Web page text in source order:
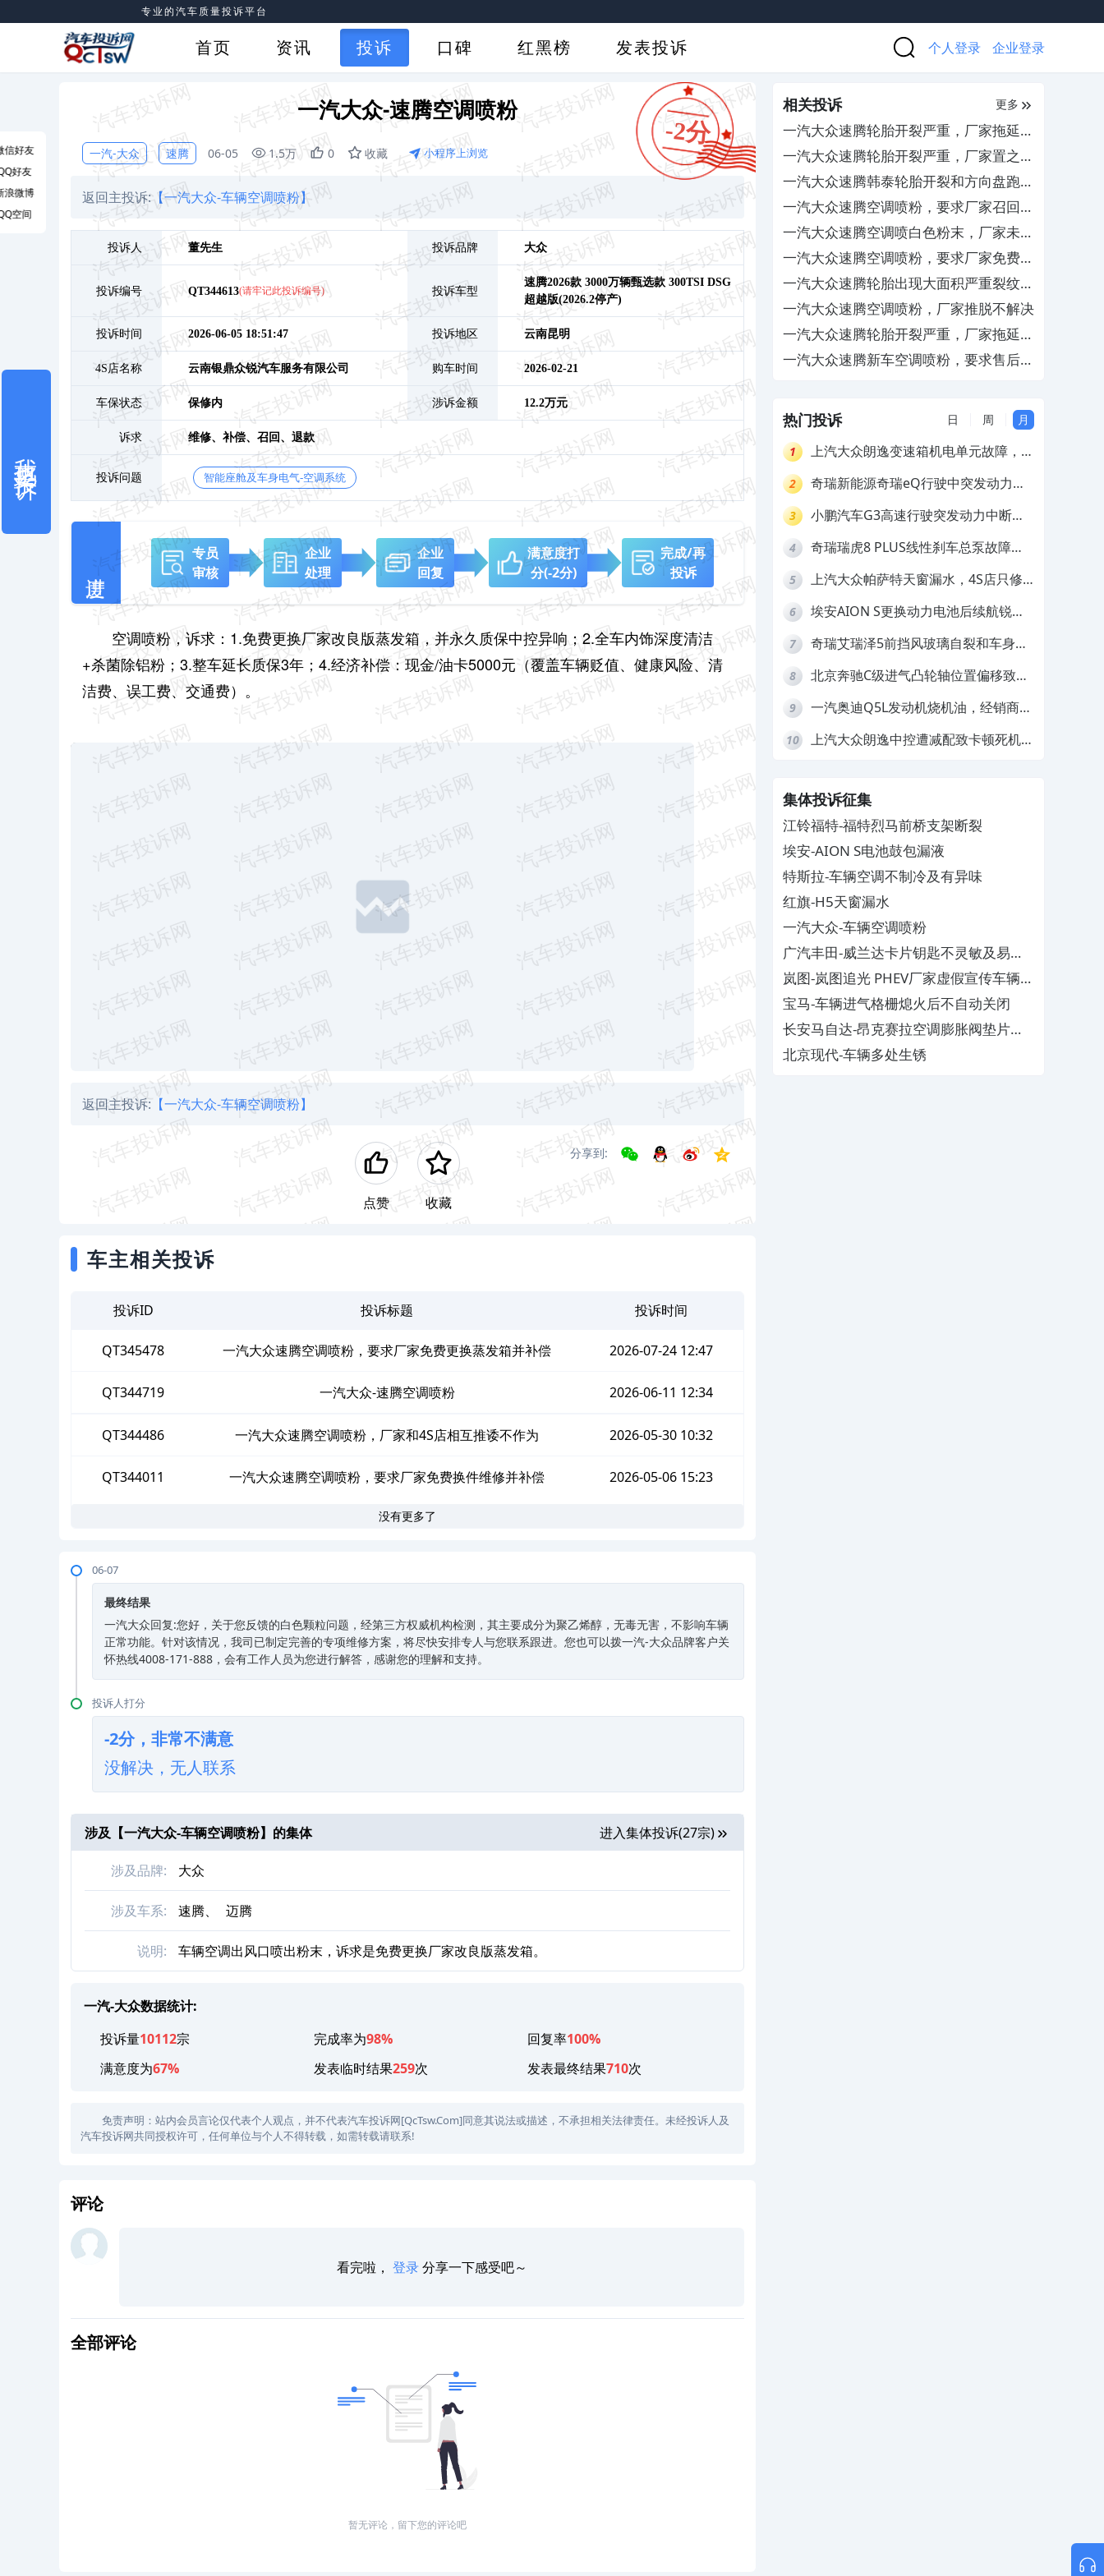
专业的汽车质量投诉平台
首页 资讯 投诉 口碑 红黑榜 发表投诉 个人登录 企业登录
-2分
一汽大众-速腾空调喷粉
一汽-大众 速腾 06-05 1.5万 0 收藏 小程序上浏览
返回主投诉: 【一汽大众-车辆空调喷粉】
投诉人 董先生 投诉品牌 大众
投诉编号 QT344613(请牢记此投诉编号) 投诉车型
速腾2026款 3000万辆甄选款 300TSI DSG
超越版(2026.2停产)
投诉时间 2026-06-05 18:51:47 投诉地区 云南昆明
4S店名称 云南银鼎众锐汽车服务有限公司 购车时间 2026-02-21
车保状态 保修内 涉诉金额 12.2万元
诉求 维修、 补偿、 召回、 退款
投诉问题 智能座舱及车身电气-空调系统
专员
审核
企业
处理
企业
回复
满意度打
分(-2分)
完成/再
投诉
空调喷粉，诉求：1.免费更换厂家改良版蒸发箱，并永久质保中控异响； 2.全车内饰深度清洁
+杀菌除铝粉； 3.整车延长质保3年； 4.经济补偿：现金/油卡5000元（覆盖车辆贬值、健康风险、清
洁费、误工费、交通费）。
返回主投诉: 【一汽大众-车辆空调喷粉】
点赞 收藏
分享到:
车主相关投诉
投诉ID 投诉标题 投诉时间
QT345478 一汽大众速腾空调喷粉，要求厂家免费更换蒸发箱并补偿 2026-07-24 12:47
QT344719 一汽大众-速腾空调喷粉 2026-06-11 12:34
QT344486 一汽大众速腾空调喷粉，厂家和4S店相互推诿不作为 2026-05-30 10:32
QT344011 一汽大众速腾空调喷粉，要求厂家免费换件维修并补偿 2026-05-06 15:23
没有更多了
06-07
最终结果
一汽大众回复:您好，关于您反馈的白色颗粒问题，经第三方权威机构检测，其主要成分为聚乙烯醇，无毒无害，不影响车辆
正常功能。针对该情况，我司已制定完善的专项维修方案，将尽快安排专人与您联系跟进。您也可以拨一汽-大众品牌客户关
怀热线4008-171-888，会有工作人员为您进行解答，感谢您的理解和支持。
投诉人打分
-2分，非常不满意
没解决，无人联系
涉及【一汽大众-车辆空调喷粉】的集体 进入集体投诉(27宗)
涉及品牌: 大众
涉及车系: 速腾、 迈腾
说明: 车辆空调出风口喷出粉末，诉求是免费更换厂家改良版蒸发箱。
一汽-大众数据统计:
投诉量10112宗 完成率为98% 回复率100%
满意度为67% 发表临时结果259次 发表最终结果710次
免责声明：站内会员言论仅代表个人观点，并不代表汽车投诉网[QcTsw.Com]同意其说法或描述，不承担相关法律责任。未经投诉人及
汽车投诉网共同授权许可，任何单位与个人不得转载，如需转载请联系!
评论
看完啦， 登录分享一下感受吧～
全部评论
暂无评论，留下您的评论吧
相关投诉 更多
一汽大众速腾轮胎开裂严重，厂家拖延不
处理
一汽大众速腾轮胎开裂严重，厂家置之不
理
一汽大众速腾韩泰轮胎开裂和方向盘跑
偏，厂家置之不理
一汽大众速腾空调喷粉，要求厂家召回并
赔偿
一汽大众速腾空调喷白色粉末，厂家未给
合理补偿
一汽大众速腾空调喷粉，要求厂家免费更
换蒸发箱并补偿
一汽大众速腾轮胎出现大面积严重裂纹，
要求换新胎
一汽大众速腾空调喷粉，厂家推脱不解决
一汽大众速腾轮胎开裂严重，厂家拖延不
处理
一汽大众速腾新车空调喷粉，要求售后作
热门投诉 日 周 月
1
上汽大众朗逸变速箱机电单元故障，厂
2
奇瑞新能源奇瑞eQ行驶中突发动力受
拒绝三电质保
3
小鹏汽车G3高速行驶突发动力中断，
4
奇瑞瑞虎8 PLUS线性刹车总泵故障，
5
上汽大众帕萨特天窗漏水，4S店只修
6
埃安AION S更换动力电池后续航锐
7
奇瑞艾瑞泽5前挡风玻璃自裂和车身多
8
北京奔驰C级进气凸轮轴位置偏移致发
9
一汽奥迪Q5L发动机烧机油，经销商推
10
上汽大众朗逸中控遭减配致卡顿死机，
集体投诉征集
江铃福特-福特烈马前桥支架断裂
埃安-AION S电池鼓包漏液
特斯拉-车辆空调不制冷及有异味
红旗-H5天窗漏水
一汽大众-车辆空调喷粉
广汽丰田-威兰达卡片钥匙不灵敏及易消
磁
岚图-岚图追光 PHEV厂家虚假宣传车辆配
置与功能
宝马-车辆进气格栅熄火后不自动关闭
长安马自达-昂克赛拉空调膨胀阀垫片生
锈
北京现代-车辆多处生锈
信好友
好友
浪微博
空间